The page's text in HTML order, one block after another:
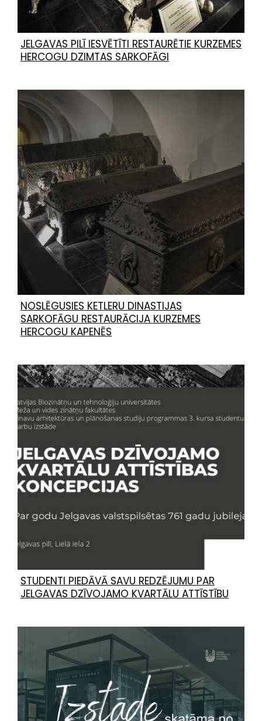
JELGAVAS PILĪ IESVĒTĪTI RESTAURĒTIE KURZEMES
HERCOGU DZIMTAS SARKOFĀGI
NOSLĒGUSIES KETLERU DINASTIJAS
SARKOFĀGU RESTAURĀCIJA KURZEMES
HERCOGU KAPENĒS
STUDENTI PIEDĀVĀ SAVU REDZĒJUMU PAR
JELGAVAS DZĪVOJAMO KVARTĀLU ATTĪSTĪBU